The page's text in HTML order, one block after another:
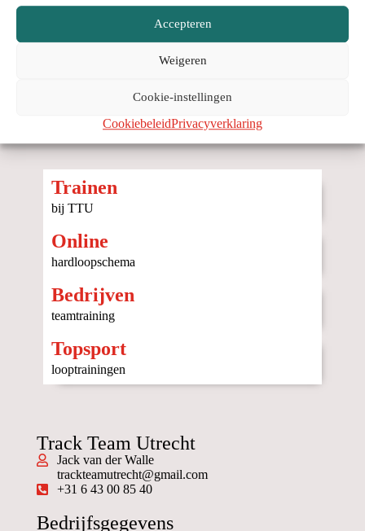
Accepteren
Weigeren
Cookie-instellingen
CookiebeleidPrivacyverklaring
runningsolutions.nl
@RunningSolutions
Trainen
bij TTU
Online
hardloopschema
Bedrijven
teamtraining
Topsport
looptrainingen
Track Team Utrecht
Jack van der Walle
trackteamutrecht@gmail.com
+31 6 43 00 85 40
Bedrijfsgegevens